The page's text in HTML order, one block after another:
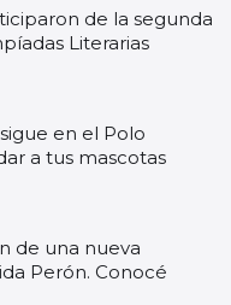
de la segunda
Literarias
en el Polo
a tus mascotas
de una nueva
Perón. Conocé